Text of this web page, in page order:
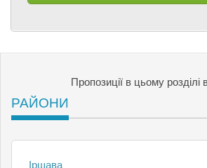
Пропозиції в цьому розділі
РАЙОНИ
Іршава